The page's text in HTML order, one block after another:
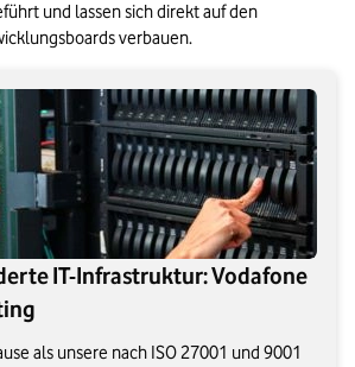
und lassen sich direkt auf den
verbauen.
IT-Infrastruktur: Vodafone
als unsere nach ISO 27001 und 9001